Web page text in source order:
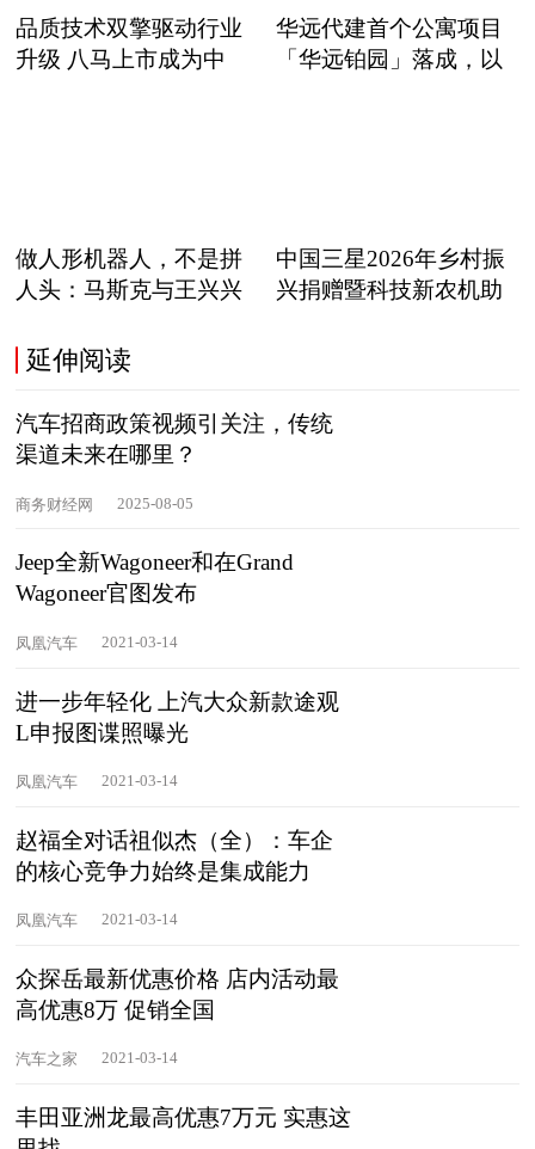
品质技术双擎驱动行业
升级 八马上市成为中
华远代建首个公寓项目
「华远铂园」落成，以
做人形机器人，不是拼
人头：马斯克与王兴兴
中国三星2026年乡村振
兴捐赠暨科技新农机助
延伸阅读
汽车招商政策视频引关注，传统
渠道未来在哪里？
商务财经网 2025-08-05
Jeep全新Wagoneer和在Grand
Wagoneer官图发布
凤凰汽车 2021-03-14
进一步年轻化 上汽大众新款途观
L申报图谍照曝光
凤凰汽车 2021-03-14
赵福全对话祖似杰（全）：车企
的核心竞争力始终是集成能力
凤凰汽车 2021-03-14
众探岳最新优惠价格 店内活动最
高优惠8万 促销全国
汽车之家 2021-03-14
丰田亚洲龙最高优惠7万元 实惠这